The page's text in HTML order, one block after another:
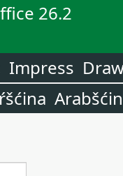
26.2
Impress